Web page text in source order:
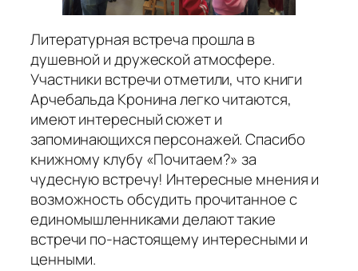
Литературная встреча прошла в
душевной и дружеской атмосфере.
Участники встречи отметили, что книги
Арчебальда Кронина легко читаются,
имеют интересный сюжет и
запоминающихся персонажей. Спасибо
книжному клубу «Почитаем?» за
чудесную встречу! Интересные мнения и
возможность обсудить прочитанное с
единомышленниками делают такие
встречи по-настоящему интересными и
ценными.